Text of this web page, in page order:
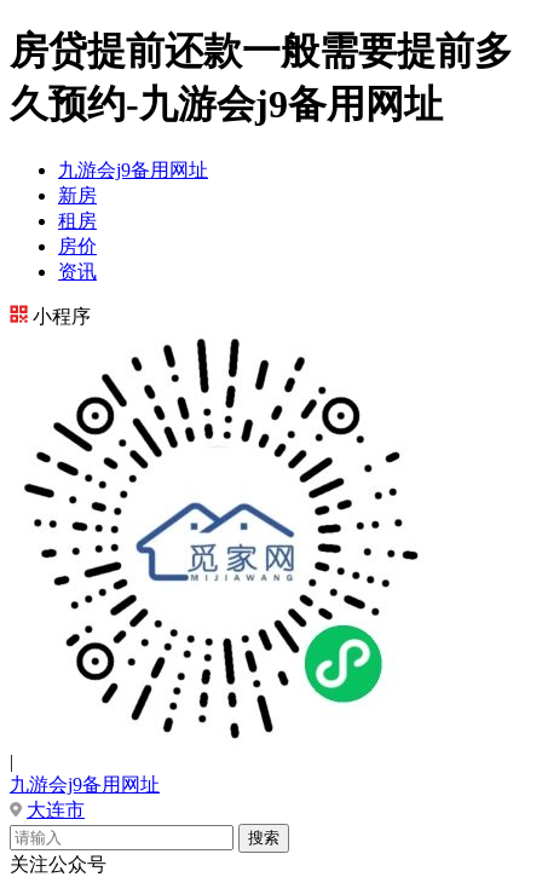
房贷提前还款一般需要提前多
久预约-九游会j9备用网址
九游会j9备用网址
新房
租房
房价
资讯
小程序
|
九游会j9备用网址
大连市
关注公众号